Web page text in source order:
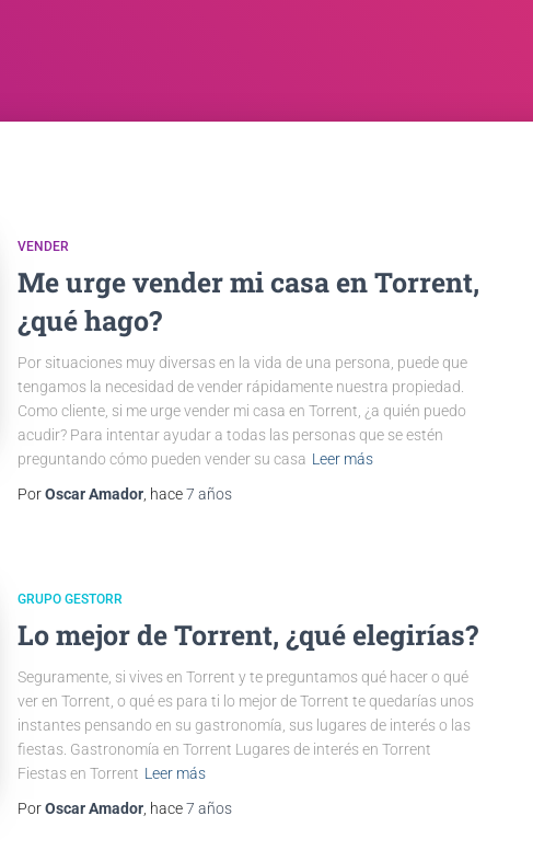
VENDER
Me urge vender mi casa en Torrent,
¿qué hago?
Por situaciones muy diversas en la vida de una persona, puede que
tengamos la necesidad de vender rápidamente nuestra propiedad.
Como cliente, si me urge vender mi casa en Torrent, ¿a quién puedo
acudir? Para intentar ayudar a todas las personas que se estén
preguntando cómo pueden vender su casa Leer más
PorOscar Amador , hace7 años
GRUPO GESTORR
Lo mejor de Torrent, ¿qué elegirías?
Seguramente, si vives en Torrent y te preguntamos qué hacer o qué
ver en Torrent, o qué es para ti lo mejor de Torrent te quedarías unos
instantes pensando en su gastronomía, sus lugares de interés o las
fiestas. Gastronomía en Torrent Lugares de interés en Torrent
Fiestas en Torrent Leer más
PorOscar Amador , hace7 años